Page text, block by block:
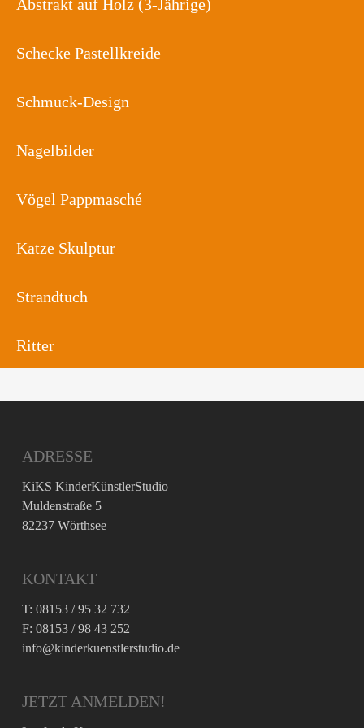
Abstrakt auf Holz (3-Jährige)
Schecke Pastellkreide
Schmuck-Design
Nagelbilder
Vögel Pappmasché
Katze Skulptur
Strandtuch
Ritter
ADRESSE
KiKS KinderKünstlerStudio
Muldenstraße 5
82237 Wörthsee
KONTAKT
T: 08153 / 95 32 732
F: 08153 / 98 43 252
info@kinderkuenstlerstudio.de
JETZT ANMELDEN!